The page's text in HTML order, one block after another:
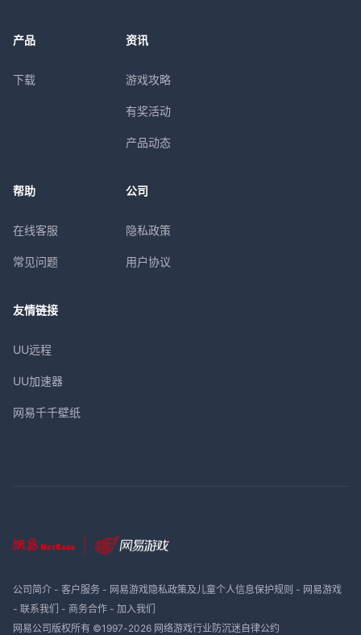
产品
下载
资讯
游戏攻略
有奖活动
产品动态
帮助
在线客服
常见问题
公司
隐私政策
用户协议
友情链接
UU远程
UU加速器
网易千千壁纸
公司简介- 客户服务- 网易游戏隐私政策及儿童个人信息保护规则 - 网易游戏
- 联系我们 - 商务合作- 加入我们
网易公司版权所有 ©1997-2026 网络游戏行业防沉迷自律公约